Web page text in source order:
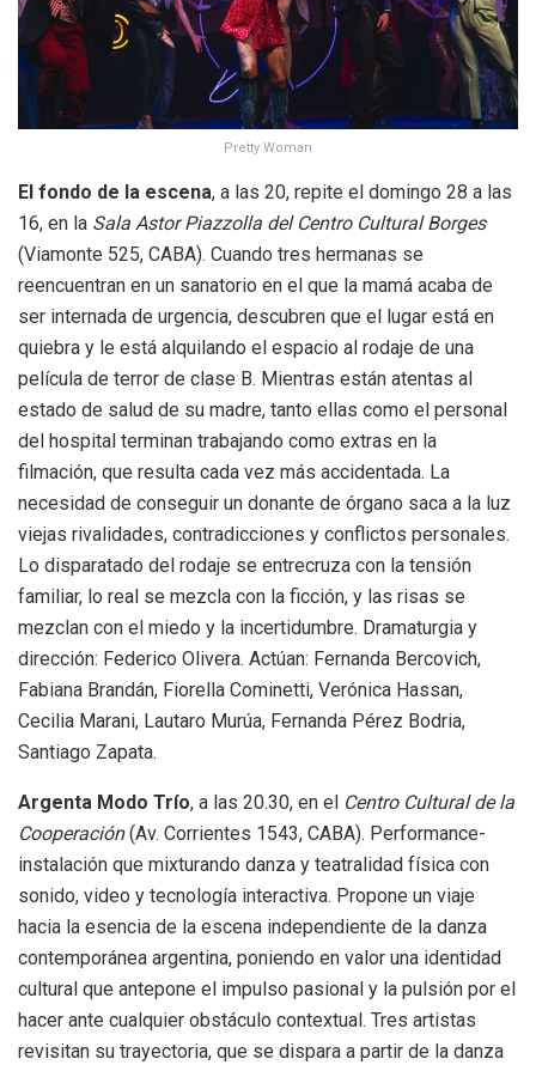
Pretty Woman
El fondo de la escena, a las 20, repite el domingo 28 a las
16, en la Sala Astor Piazzolla del Centro Cultural Borges
(Viamonte 525, CABA). Cuando tres hermanas se
reencuentran en un sanatorio en el que la mamá acaba de
ser internada de urgencia, descubren que el lugar está en
quiebra y le está alquilando el espacio al rodaje de una
película de terror de clase B. Mientras están atentas al
estado de salud de su madre, tanto ellas como el personal
del hospital terminan trabajando como extras en la
filmación, que resulta cada vez más accidentada. La
necesidad de conseguir un donante de órgano saca a la luz
viejas rivalidades, contradicciones y conflictos personales.
Lo disparatado del rodaje se entrecruza con la tensión
familiar, lo real se mezcla con la ficción, y las risas se
mezclan con el miedo y la incertidumbre. Dramaturgia y
dirección: Federico Olivera. Actúan: Fernanda Bercovich,
Fabiana Brandán, Fiorella Cominetti, Verónica Hassan,
Cecilia Marani, Lautaro Murúa, Fernanda Pérez Bodria,
Santiago Zapata.
Argenta Modo Trío, a las 20.30, en el Centro Cultural de la
Cooperación(Av. Corrientes 1543, CABA). Performance-
instalación que mixturando danza y teatralidad física con
sonido, video y tecnología interactiva. Propone un viaje
hacia la esencia de la escena independiente de la danza
contemporánea argentina, poniendo en valor una identidad
cultural que antepone el impulso pasional y la pulsión por el
hacer ante cualquier obstáculo contextual. Tres artistas
revisitan su trayectoria, que se dispara a partir de la danza